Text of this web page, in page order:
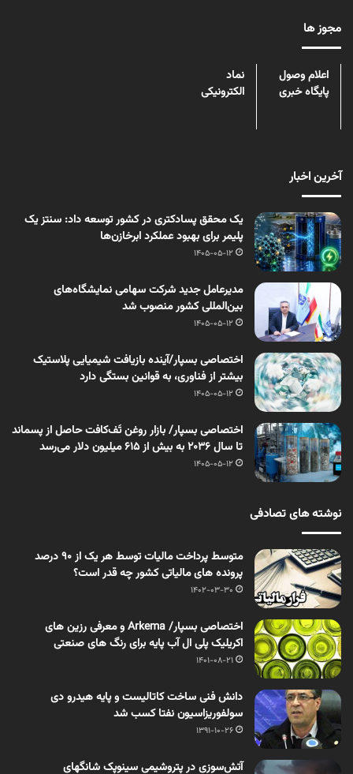
مجوز ها
اعلام وصول
پایگاه خبری
نماد
الکترونیکی
آخرین اخبار
یک محقق پسادکتری در کشور توسعه داد: سنتز یک
پلیمر برای بهبود عملکرد ابرخازن‌ها
1405-05-12
مدیرعامل جدید شرکت سهامی نمایشگاه‌های
بین‌المللی کشور منصوب شد
1405-05-12
اختصاصی بسپار/آینده بازیافت شیمیایی پلاستیک
بیشتر از فناوری، به قوانین بستگی دارد
1405-05-12
اختصاصی بسپار/ بازار روغن تَف‌کافت حاصل از پسماند
تا سال ۲۰۳۶ به بیش از ۶۱۵ میلیون دلار می‌رسد
1405-05-12
نوشته های تصادفی
متوسط پرداخت مالیات توسط هر یک از 90 درصد
پرونده های مالیاتی کشور چه قدر است؟
1402-03-30
اختصاصی بسپار/ Arkema و معرفی رزین های
اکریلیک پلی ال آب پایه برای رنگ های صنعتی
1401-08-21
دانش فنی ساخت کاتالیست و پایه هیدرو دی
سولفوریزاسیون نفتا کسب شد
1391-10-26
آتش‌سوزی در پتروشیمی سینوپک شانگهای